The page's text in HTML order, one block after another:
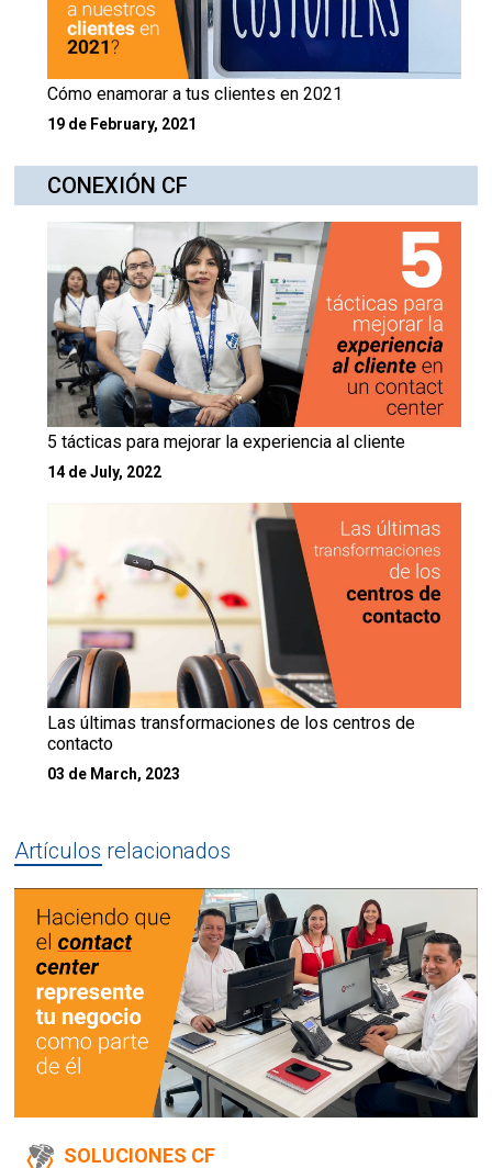
Cómo enamorar a tus clientes en 2021
19 de February, 2021
CONEXIÓN CF
5 tácticas para mejorar la experiencia al cliente
14 de July, 2022
Las últimas transformaciones de los centros de
contacto
03 de March, 2023
Artículos relacionados
SOLUCIONES CF